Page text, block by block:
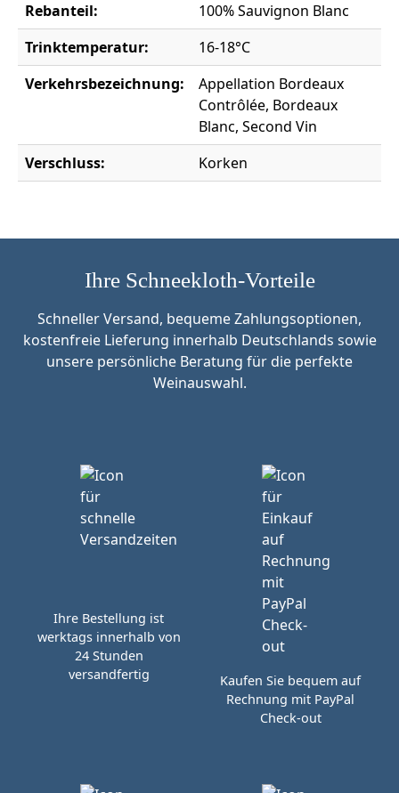
Rebanteil:
100% Sauvignon Blanc
Trinktemperatur:
16-18°C
Verkehrsbezeichnung:
Appellation Bordeaux
Contrôlée, Bordeaux
Blanc, Second Vin
Verschluss:
Korken
Ihre Schneekloth-Vorteile
Schneller Versand, bequeme Zahlungsoptionen,
kostenfreie Lieferung innerhalb Deutschlands sowie
unsere persönliche Beratung für die perfekte
Weinauswahl.
Ihre Bestellung ist
werktags innerhalb von
24 Stunden
versandfertig
Kaufen Sie bequem auf
Rechnung mit PayPal
Check-out